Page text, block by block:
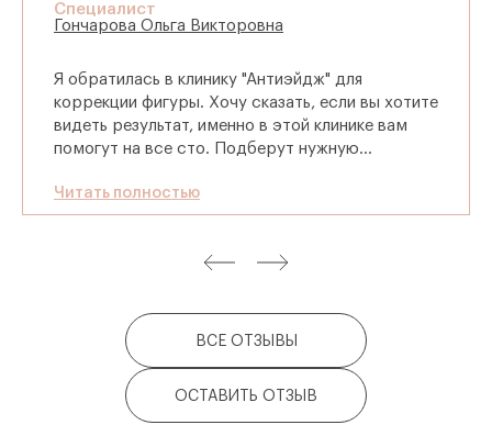
Специалист
Гончарова Ольга Викторовна
Я обратилась в клинику "Антиэйдж" для
коррекции фигуры. Хочу сказать, если вы хотите
видеть результат, именно в этой клинике вам
помогут на все сто. Подберут нужную
Именно с этим мне помогла Ольга Викторовна,
грамотно рассказывает, объясняет суть
прекрасный специалист, знающий и любящий
душой. Очень рекомендую. :) За результатом - к
Ольге Викторовне. :)
Читать полностью
ВСЕ ОТЗЫВЫ
ОСТАВИТЬ ОТЗЫВ